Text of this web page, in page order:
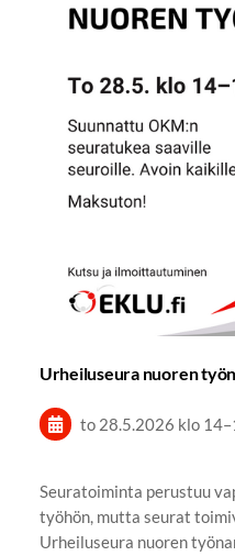
Urheiluseura nuoren
to 28.5.2026 klo 14–
Seuratoiminta perustuu
työhön, mutta seurat
Urheiluseura nuoren